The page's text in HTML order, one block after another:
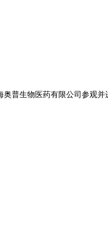
普生物医药有限公司参观